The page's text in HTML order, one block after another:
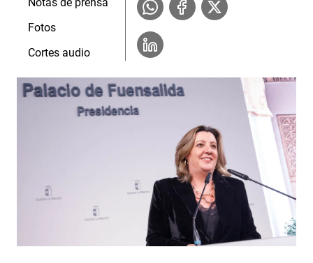
Fotos
Cortes audio